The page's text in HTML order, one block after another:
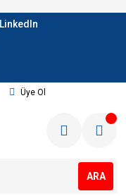
LinkedIn
Üye Ol
ARA